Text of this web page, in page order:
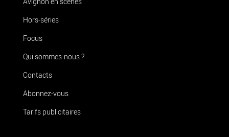
Hors-séries
Focus
Qui sommes-nous ?
Contacts
Abonnez-vous
Tarifs publicitaires